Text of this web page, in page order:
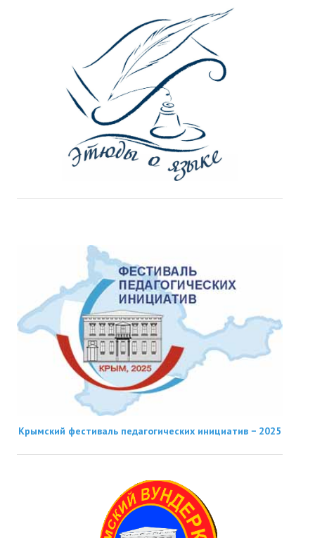
Крымский фестиваль педагогических инициатив − 2025